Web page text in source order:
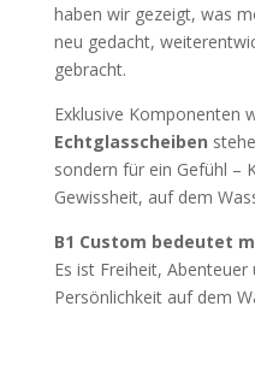
haben wir gezeigt, was
neu gedacht,
gebracht.
Exklusive Komponenten
Echtglasscheiben
sondern für ein Gefühl –
Gewissheit, auf dem
B1 Custom bedeutet
Es ist Freiheit,
Persönlichkeit auf dem